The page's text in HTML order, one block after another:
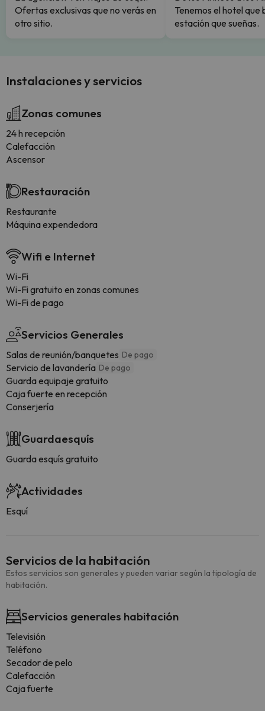
Ofertas exclusivas que no verás en
otro sitio.
Tenemos el hotel que
estación que sueñas.
Instalaciones y servicios
Zonas comunes
24 h recepción
Calefacción
Ascensor
Restauración
Restaurante
Máquina expendedora
Wifi e Internet
Wi-Fi
Wi-Fi gratuito en zonas comunes
Wi-Fi de pago
Servicios Generales
Salas de reunión/banquetes De pago
Servicio de lavandería De pago
Guarda equipaje gratuito
Caja fuerte en recepción
Conserjería
Guardaesquís
Guarda esquís gratuito
Actividades
Esquí
Servicios de la habitación
Estos servicios son generales y pueden variar según la tipología de
habitación.
Servicios generales habitación
Televisión
Teléfono
Secador de pelo
Calefacción
Caja fuerte